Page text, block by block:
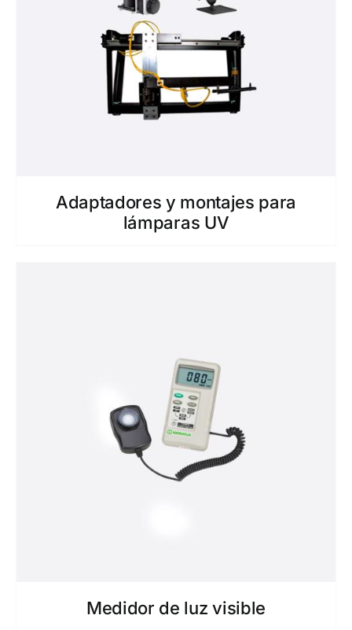
Adaptadores y montajes para
lámparas UV
Medidor de luz visible